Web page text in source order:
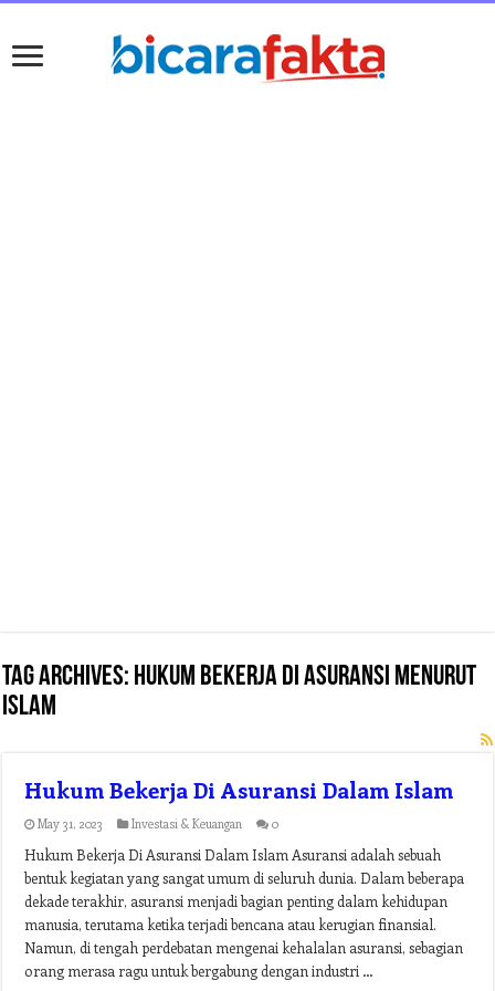
Tag Archives: hukum bekerja di asuransi menurut
islam
Hukum Bekerja Di Asuransi Dalam Islam
May 31, 2023 Investasi & Keuangan 0
Hukum Bekerja Di Asuransi Dalam Islam Asuransi adalah sebuah
bentuk kegiatan yang sangat umum di seluruh dunia. Dalam beberapa
dekade terakhir, asuransi menjadi bagian penting dalam kehidupan
manusia, terutama ketika terjadi bencana atau kerugian finansial.
Namun, di tengah perdebatan mengenai kehalalan asuransi, sebagian
orang merasa ragu untuk bergabung dengan industri …